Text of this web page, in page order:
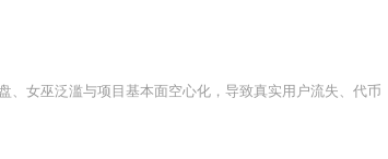
、女巫泛滥与项目基本面空心化，导致真实用户流失、代币